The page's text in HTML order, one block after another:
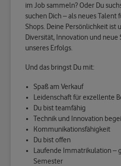
im Job sammeln? Oder Du
suchen Dich – als neues Talent
Shops. Deine Persönlichkeit ist
Diversität, Innovation und neue
unseres Erfolgs.
Und das bringst Du mit:
Spaß am Verkauf
Leidenschaft für exzellente
Du bist teamfähig
Technik und Innovation
Kommunikationsfähigkeit
Du bist offen
Laufende Immatrikulation –
Semester